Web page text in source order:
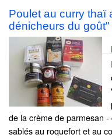
Poulet au curry thaï
dénicheurs du goût"
de la crème de parmesan
sablés au roquefort et au